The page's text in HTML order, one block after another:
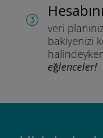
veri
bakiyenizi
eğlenceler!